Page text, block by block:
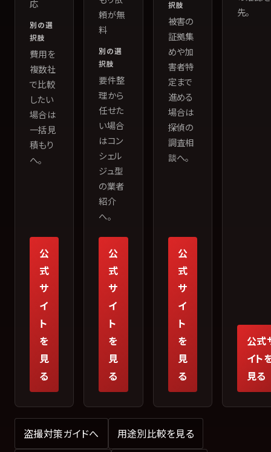
応
別の選
択肢
費用を
複数社
で比較
したい
場合は
一括見
積もり
へ。
公
式
サ
イ
ト
を
見
る
頼が無
料
別の選
択肢
要件整
理から
任せた
い場合
はコン
シェル
ジュ型
の業者
紹介
へ。
公
式
サ
イ
ト
を
見
る
択肢
被害の
証拠集
めや加
害者特
定まで
進める
場合は
探偵の
調査相
談へ。
公
式
サ
イ
ト
を
見
る
先。
公式
イト
見る
盗撮対策ガイドへ 用途別比較を見る